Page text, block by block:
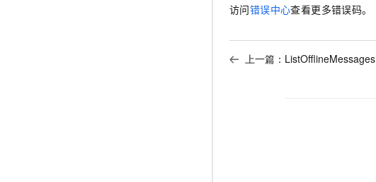
访问错误中心查看更多错误码。
上一篇： ListOfflineMessages